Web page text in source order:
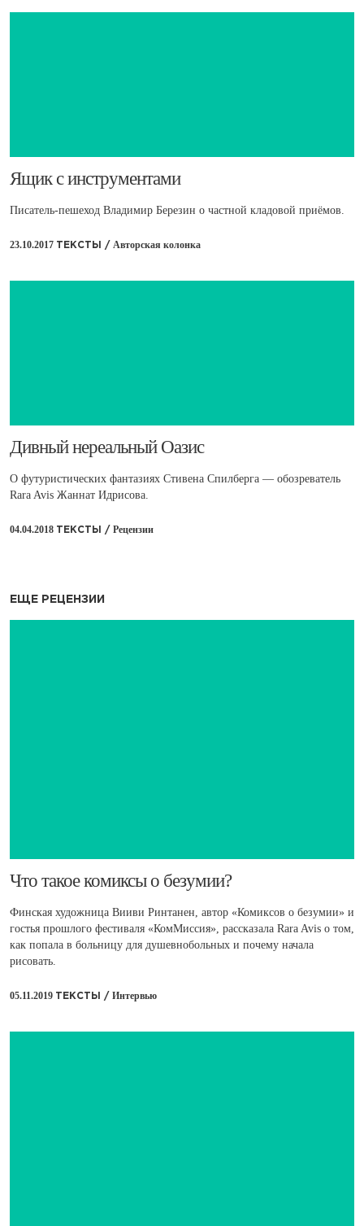
​Ящик с инструментами
Писатель-пешеход Владимир Березин о частной кладовой приёмов.
23.10.2017 ТЕКСТЫ / Авторская колонка
​Дивный нереальный Оазис
О футуристических фантазиях Стивена Спилберга — обозреватель
Rara Avis Жаннат Идрисова.
04.04.2018 ТЕКСТЫ / Рецензии
ЕЩЕ РЕЦЕНЗИИ
​Что такое комиксы о безумии?
Финская художница Вииви Ринтанен, автор «Комиксов о безумии» и
гостья прошлого фестиваля «КомМиссия», рассказала Rara Avis о том,
как попала в больницу для душевнобольных и почему начала
рисовать.
05.11.2019 ТЕКСТЫ / Интервью